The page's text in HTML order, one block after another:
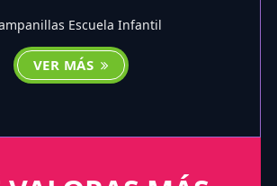
Escuela Infantil
VER MÁS